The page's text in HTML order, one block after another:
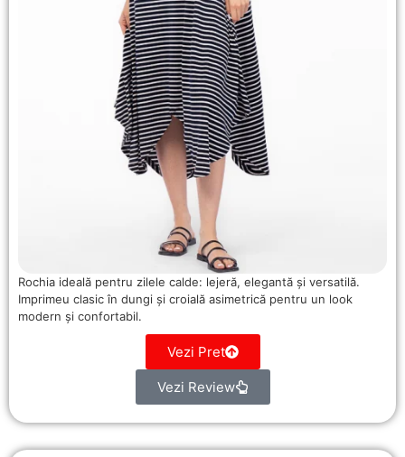
Rochia ideală pentru zilele calde: lejeră, elegantă și versatilă.
Imprimeu clasic în dungi și croială asimetrică pentru un look
modern și confortabil.
Vezi Pret
Vezi Review